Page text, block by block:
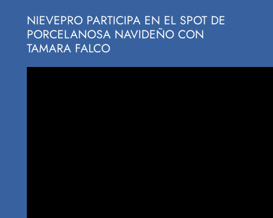
NIEVEPRO PARTICIPA EN EL SPOT DE
PORCELANOSA NAVIDEÑO CON
TAMARA FALCO